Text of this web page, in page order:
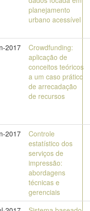
planejamento
urbano acessível
2017
Crowdfunding:
aplicação de
conceitos teóricos
a um caso prático
de arrecadação
de recursos
2017
Controle
estatístico dos
serviços de
impressão:
abordagens
técnicas e
gerenciais